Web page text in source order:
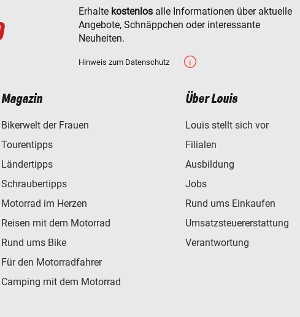
Erhalte kostenlos alle Informationen über aktuelle
Angebote, Schnäppchen oder interessante
Neuheiten.
Hinweis zum Datenschutz
Magazin
Bikerwelt der Frauen
Tourentipps
Ländertipps
Schraubertipps
Motorrad im Herzen
Reisen mit dem Motorrad
Rund ums Bike
Für den Motorradfahrer
Camping mit dem Motorrad
Über Louis
Louis stellt sich vor
Filialen
Ausbildung
Jobs
Rund ums Einkaufen
Umsatzsteuererstattung
Verantwortung